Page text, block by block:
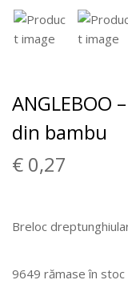
din bambu
€ 0,27
Breloc
9649 rămase în stoc